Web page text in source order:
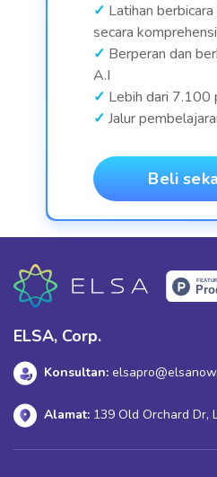
Latihan
secara
Berperan dan
A.I
Lebih dari 7.100
Jalur
Beli
ELSA, Corp.
Konsultan:
Alamat: 139 Old Orchard Dr,